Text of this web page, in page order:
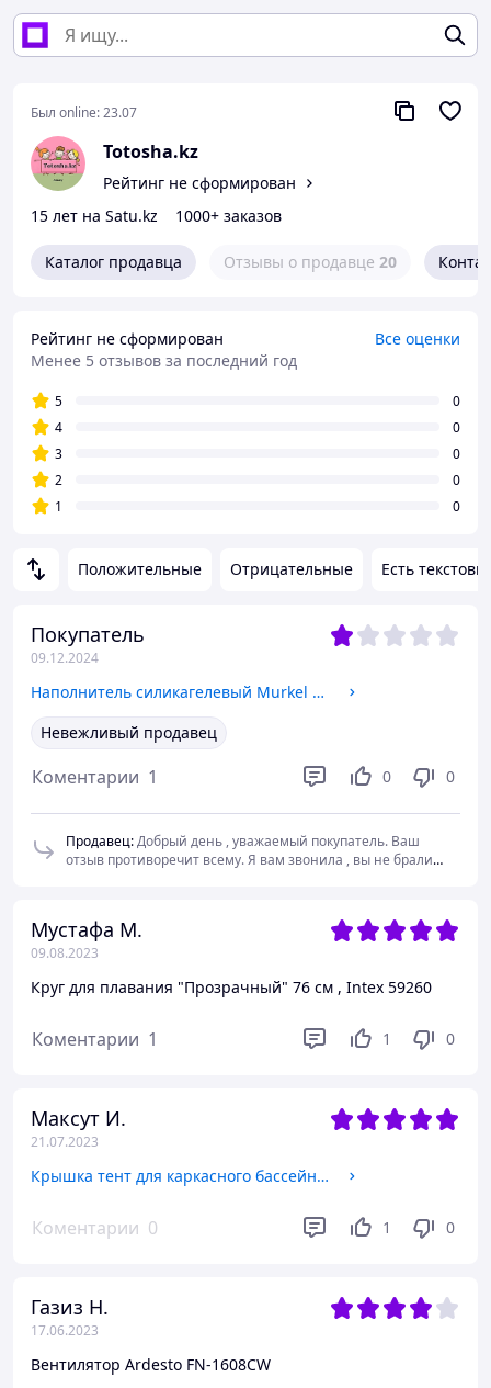
Был online:23.07
Totosha.kz
Рейтинг не сформирован
15 лет на Satu.kz
1000+ заказов
Каталог продавца Отзывы о продавце 20
Положительные Отрицательные Есть
Покупатель
09.12.2024
Наполнитель силикагелевый Murkel 10 л Лаванда
Невежливый продавец
Коментарии 1 0 0
Продавец:Добрый день , уважаемый покупатель. Ваш
отзыв противоречит всему. Я вам звонила , вы не брали
автоматический. Вопрос: с чего вы взяли что прдавец
невежливый? Сейчася позвонила вам и вы бросили трубку
и сбрасываете звонок? Вы не правы.
Мустафа М.
09.08.2023
Круг для плавания "Прозрачный" 76 см , Intex 59260
Коментарии 1 1 0
Максут И.
21.07.2023
Крышка тент для каркасного бассейна 305 см, BestWay 58036
Коментарии 0 1 0
Газиз Н.
17.06.2023
Вентилятор Ardesto FN-1608CW
Рейтинг не сформирован
Все оценки
Менее 5 отзывов за последний год
5
0
4
0
3
0
2
0
1
0